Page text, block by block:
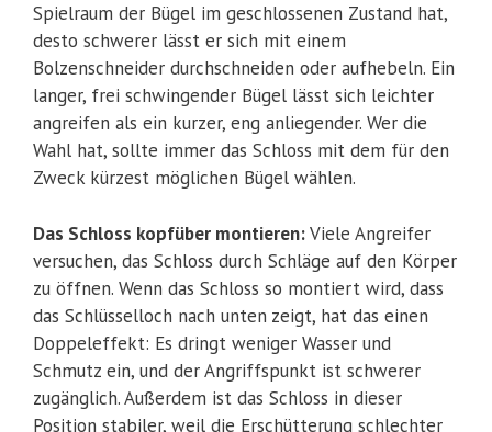
Spielraum der Bügel im geschlossenen Zustand hat,
desto schwerer lässt er sich mit einem
Bolzenschneider durchschneiden oder aufhebeln. Ein
langer, frei schwingender Bügel lässt sich leichter
angreifen als ein kurzer, eng anliegender. Wer die
Wahl hat, sollte immer das Schloss mit dem für den
Zweck kürzest möglichen Bügel wählen.
Das Schloss kopfüber montieren:Viele Angreifer
versuchen, das Schloss durch Schläge auf den Körper
zu öffnen. Wenn das Schloss so montiert wird, dass
das Schlüsselloch nach unten zeigt, hat das einen
Doppeleffekt: Es dringt weniger Wasser und
Schmutz ein, und der Angriffspunkt ist schwerer
zugänglich. Außerdem ist das Schloss in dieser
Position stabiler, weil die Erschütterung schlechter